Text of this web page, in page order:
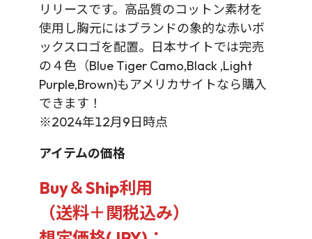
リリースです。高品質のコットン素材を
使用し胸元にはブランドの象的な赤いボ
ックスロゴを配置。日本サイトでは完売
の４色（Blue Tiger Camo,Black ,Light
Purple,Brown)もアメリカサイトなら購入
できます！
※2024年12月9日時点
アイテムの価格
Buy＆Ship利用
（送料＋関税込み）